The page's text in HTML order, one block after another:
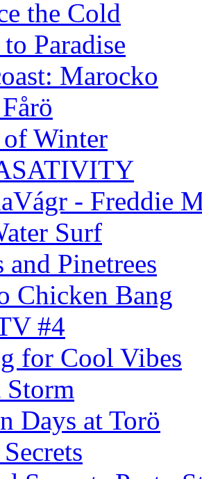
the Cold
Paradise
Marocko
Winter
- Freddie
Surf
and Pinetrees
Chicken Bang
#4
for Cool Vibes
Storm
Days at Torö